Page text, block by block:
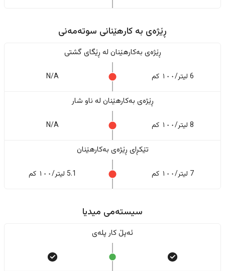
ڕێژەى به کارهێنانی سوتەمەنی
ڕێژەى بەکارهێنان له ڕێگای گشتی
6 لیتر/١٠٠ کم N/A
ڕێژەى بەکارهێنان له ناو شار
8 لیتر/١٠٠ کم N/A
تێکڕای ڕێژەى بەکارهێنان
7 لیتر/١٠٠ کم 5.1 لیتر/١٠٠ کم
سیستەمی میدیا
ئەپڵ کار پلەی